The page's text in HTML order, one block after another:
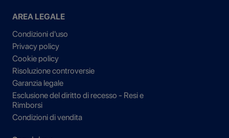
AREA LEGALE
Condizioni d'uso
Privacy policy
Cookie policy
Risoluzione controversie
Garanzia legale
Esclusione del diritto di recesso - Resi e
Rimborsi
Condizioni di vendita